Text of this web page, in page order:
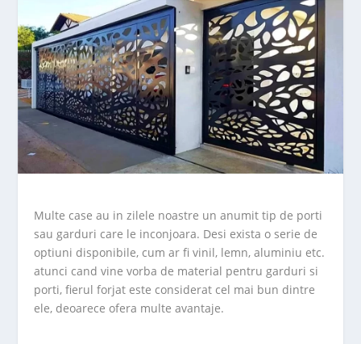
Multe case au in zilele noastre un anumit tip de porti
sau garduri care le inconjoara. Desi exista o serie de
optiuni disponibile, cum ar fi vinil, lemn, aluminiu etc.
atunci cand vine vorba de material pentru garduri si
porti, fierul forjat este considerat cel mai bun dintre
ele, deoarece ofera multe avantaje.